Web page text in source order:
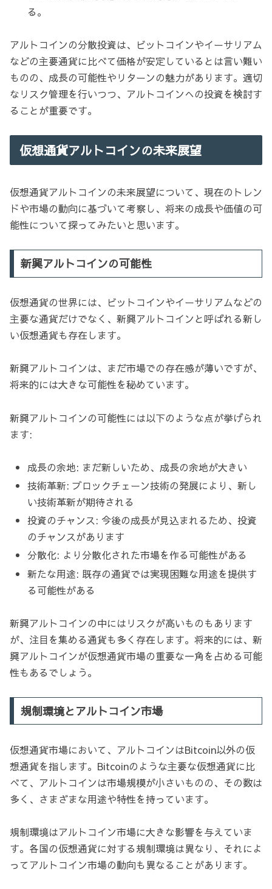
る。
アルトコインの分散投資は、ビットコインやイーサリアム
などの主要通貨に比べて価格が安定しているとは言い難い
ものの、成長の可能性やリターンの魅力があります。適切
なリスク管理を行いつつ、アルトコインへの投資を検討す
ることが重要です。
仮想通貨アルトコインの未来展望
仮想通貨アルトコインの未来展望について、現在のトレン
ドや市場の動向に基づいて考察し、将来の成長や価値の可
能性について探ってみたいと思います。
新興アルトコインの可能性
仮想通貨の世界には、ビットコインやイーサリアムなどの
主要な通貨だけでなく、新興アルトコインと呼ばれる新し
い仮想通貨も存在します。
新興アルトコインは、まだ市場での存在感が薄いですが、
将来的には大きな可能性を秘めています。
新興アルトコインの可能性には以下のような点が挙げられ
ます:
成長の余地: まだ新しいため、成長の余地が大きい
技術革新: ブロックチェーン技術の発展により、新し
い技術革新が期待される
投資のチャンス: 今後の成長が見込まれるため、投資
のチャンスがあります
分散化: より分散化された市場を作る可能性がある
新たな用途: 既存の通貨では実現困難な用途を提供す
る可能性がある
新興アルトコインの中にはリスクが高いものもあります
が、注目を集める通貨も多く存在します。将来的には、新
興アルトコインが仮想通貨市場の重要な一角を占める可能
性もあるでしょう。
規制環境とアルトコイン市場
仮想通貨市場において、アルトコインはBitcoin以外の仮
想通貨を指します。Bitcoinのような主要な仮想通貨に比
べて、アルトコインは市場規模が小さいものの、その数は
多く、さまざまな用途や特性を持っています。
規制環境はアルトコイン市場に大きな影響を与えていま
す。各国の仮想通貨に対する規制環境は異なり、それによ
ってアルトコイン市場の動向も異なることがあります。